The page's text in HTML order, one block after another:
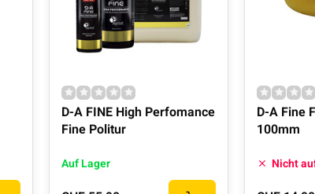
D-A FINE High Perfomance
Fine Politur
Auf Lager
D-A Fine
100mm
Nicht